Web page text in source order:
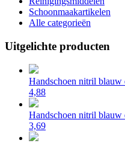
Schoonmaakartikelen
Alle categorieën
Uitgelichte producten
Handschoen nitril blauw
4,88
Handschoen nitril blauw
3,69